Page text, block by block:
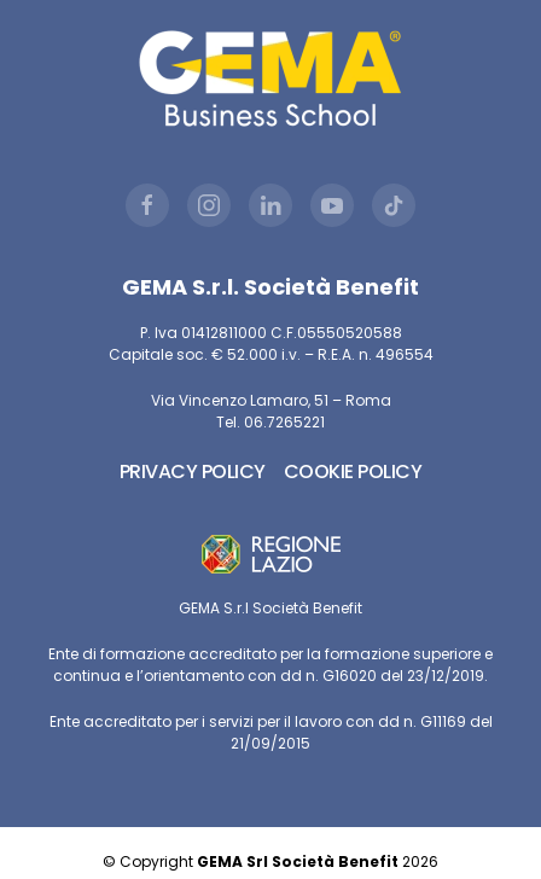
GEMA S.r.l. Società Benefit
P. Iva 01412811000 C.F.05550520588
Capitale soc. € 52.000 i.v. – R.E.A. n. 496554
Via Vincenzo Lamaro, 51 – Roma
Tel. 06.7265221
PRIVACY POLICY COOKIE POLICY
GEMA S.r.l Società Benefit
Ente di formazione accreditato per la formazione superiore e
continua e l’orientamento con dd n. G16020 del 23/12/2019.
Ente accreditato per i servizi per il lavoro con dd n. G11169 del
21/09/2015
© Copyright GEMA Srl Società Benefit 2026